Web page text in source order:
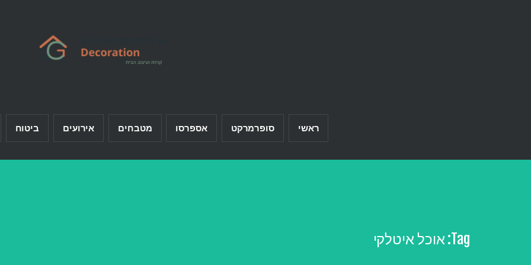
ראשי סופרמרקט אספרסו מטבחים אירועים ביטוח
Tag: אוכל איטלקי